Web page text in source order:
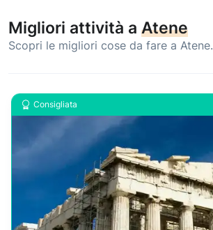
Migliori attività a Atene
Scopri le migliori cose da fare a Atene.
Consigliata